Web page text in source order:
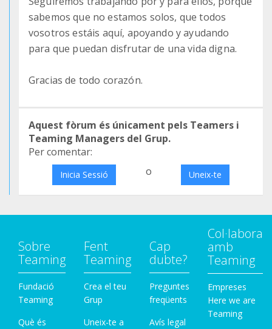
sabemos que no estamos solos, que todos
vosotros estáis aquí, apoyando y ayudando
para que puedan disfrutar de una vida digna.
Gracias de todo corazón.
Aquest fòrum és únicament pels Teamers i
Teaming Managers del Grup.
Per comentar:
Inicia Sessió o Uneix-te
Sobre
Teaming
Fundació
Teaming
Què és
Fent
Teaming
Crea el teu
Grup
Uneix-te a
Cap
dubte?
Preguntes
freqüents
Avís legal
Col·labora
amb
Teaming
Empreses
Here we are
Teaming